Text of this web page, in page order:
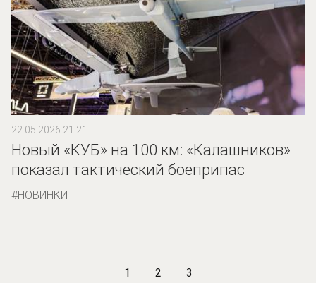
22.05.2026 21:21
Новый «КУБ» на 100 км: «Калашников»
показал тактический боеприпас
НОВИНКИ
1 2 3